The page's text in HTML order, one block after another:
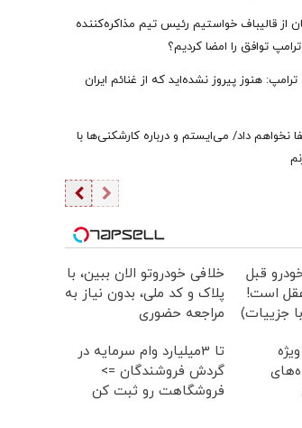
از قالیباف خواستیم رئیس تیم مذاکره‌کننده
توافق را امضا کردیم؟
هنوز پیروز نشده‌اید که از غنائم ایران
نخواهم داد/ می‌ایستم و درباره کارشکنی‌ها با
قبل
است!
جزییات)
خلافی خودروتو الان ببین، با
پلاک و کد ملی، بدون نیاز به
مراجعه حضوری
ویژه
تا 3میلیارد وام سرمایه در
گردش فروشندگان =>
فروشگاهت رو ثبت کن